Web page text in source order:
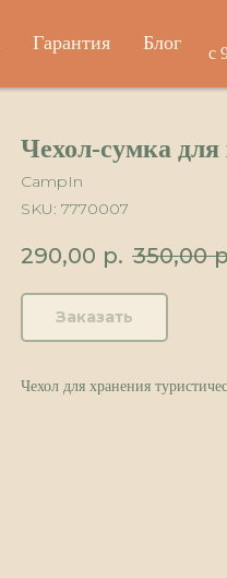
Гарантия Блог
с
Чехол-сумка
CampIn
SKU: 7770007
290,00 р. 350,00
Заказать
Чехол для хранения